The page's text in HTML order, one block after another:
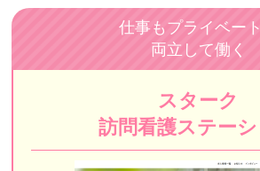
みかん訪問看護リハビリテーション
えん訪問看護ステーション 東京池袋
仕事もプライベー
両立して働く
スターク
訪問看護ステー